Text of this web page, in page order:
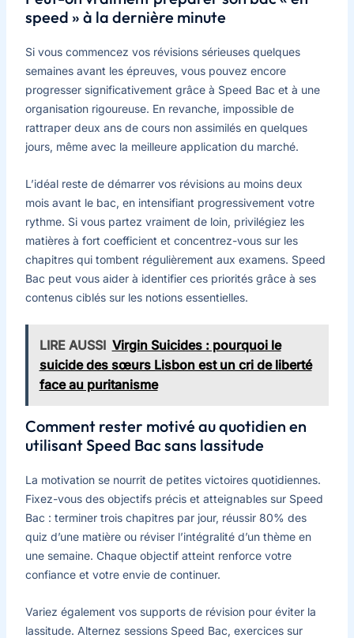
speed » à la dernière minute
Si vous commencez vos révisions sérieuses quelques
semaines avant les épreuves, vous pouvez encore
progresser significativement grâce à Speed Bac et à une
organisation rigoureuse. En revanche, impossible de
rattraper deux ans de cours non assimilés en quelques
jours, même avec la meilleure application du marché.
L’idéal reste de démarrer vos révisions au moins deux
mois avant le bac, en intensifiant progressivement votre
rythme. Si vous partez vraiment de loin, privilégiez les
matières à fort coefficient et concentrez-vous sur les
chapitres qui tombent régulièrement aux examens. Speed
Bac peut vous aider à identifier ces priorités grâce à ses
contenus ciblés sur les notions essentielles.
LIRE AUSSI Virgin Suicides : pourquoi le
suicide des sœurs Lisbon est un cri de liberté
face au puritanisme
Comment rester motivé au quotidien en
utilisant Speed Bac sans lassitude
La motivation se nourrit de petites victoires quotidiennes.
Fixez-vous des objectifs précis et atteignables sur Speed
Bac : terminer trois chapitres par jour, réussir 80% des
quiz d’une matière ou réviser l’intégralité d’un thème en
une semaine. Chaque objectif atteint renforce votre
confiance et votre envie de continuer.
Variez également vos supports de révision pour éviter la
lassitude. Alternez sessions Speed Bac, exercices sur